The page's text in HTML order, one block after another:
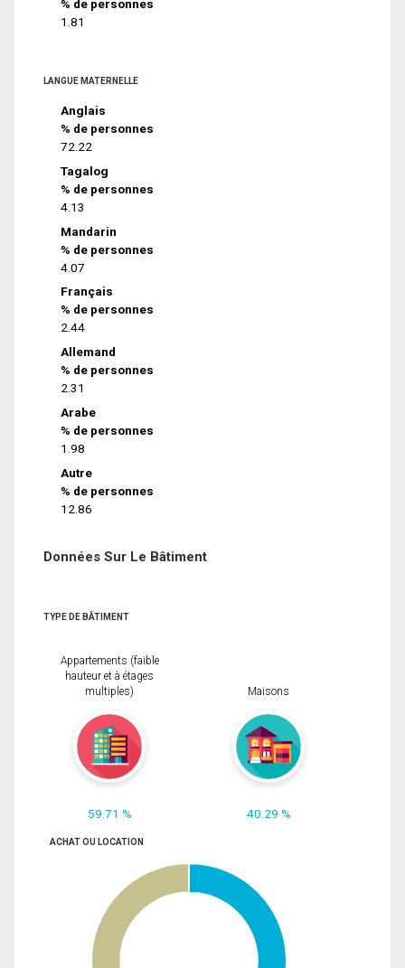
% de personnes
1.81
LANGUE MATERNELLE
Anglais
% de personnes
72.22
Tagalog
% de personnes
4.13
Mandarin
% de personnes
4.07
Français
% de personnes
2.44
Allemand
% de personnes
2.31
Arabe
% de personnes
1.98
Autre
% de personnes
12.86
Données Sur Le Bâtiment
TYPE DE BÂTIMENT
Appartements (faible
hauteur et à étages
multiples)
59.71 %
Maisons
40.29 %
ACHAT OU LOCATION